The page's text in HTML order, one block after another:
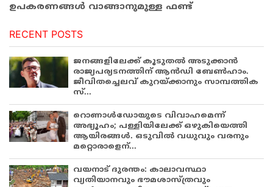
ഉപകരണങ്ങള്‍ വാങ്ങാനുമുള്ള ഫണ്ട്
RECENT POSTS
ജനങ്ങളിലേക്ക് കൂടുതൽ അടുക്കാൻ
രാജ്യപര്യടനത്തിന് ആൻഡി ബേൺഹാം.
ജീവിതച്ചെലവ് കുറയ്ക്കാനും സാമ്പത്തിക
സ്...
റൊണാൾഡോയുടെ വിവാഹമെന്ന്
അഭ്യൂഹം; പള്ളിയിലേക്ക് ഒഴുകിയെത്തി
ആയിരങ്ങൾ. ഒടുവിൽ വധുവും വരനും
മറ്റൊരാളെന്...
വയനാട് ദുരന്തം: കാലാവസ്ഥാ
വ്യതിയാനവും ഭൗമശാസ്ത്രവും